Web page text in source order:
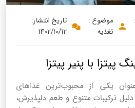
موضوع :
تغذیه
تاریخ انتشار:
1402/10/12
پیتزا با پنیر پیتزا
یکی از محبوب‌ترین غذاهای
ترکیبات متنوع و طعم دلپذیرش،